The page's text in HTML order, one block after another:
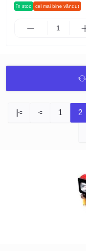
în stoc cel mai bine vândut
|< < 1 2